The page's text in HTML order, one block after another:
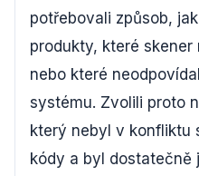
potřebovali způsob,
produkty, které
nebo které
systému. Zvolili proto
který nebyl v konfliktu
kódy a byl dostatečně